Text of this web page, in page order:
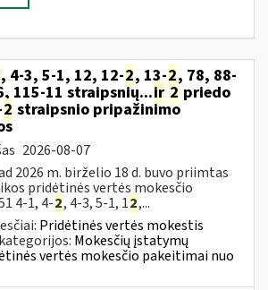
, 4-3, 5-1, 12, 12-2, 13-2, 78, 88-
115-11 straipsnių...ir 2 priedo
2 straipsnio pripažinimo
2026-08-07
2026 m. birželio 18 d. buvo priimtas
pridėtinės vertės mokesčio
4-1, 4-2, 4-3, 5-1, 12,...
Pridėtinės vertės mokestis
Mokesčių įstatymų
vertės mokesčio pakeitimai nuo